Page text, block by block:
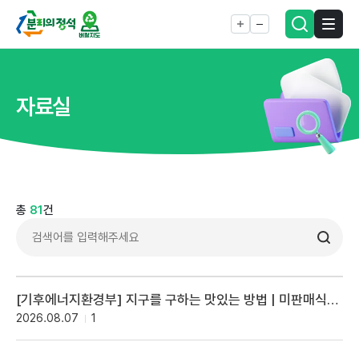
자료실
총 81건
[기후에너지환경부] 지구를 구하는 맛있는 방법 | 미판매식품 마감할인
2026.08.07 1